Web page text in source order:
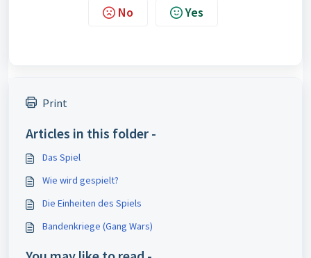
No Yes
Print
Articles in this folder -
Das Spiel
Wie wird gespielt?
Die Einheiten des Spiels
Bandenkriege (Gang Wars)